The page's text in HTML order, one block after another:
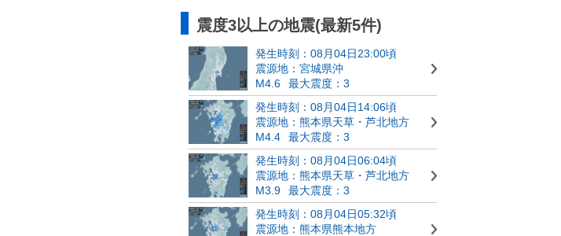
震度3以上の地震(最新5件)
発生時刻：08月04日23:00頃
震源地：宮城県沖
M4.6
最大震度：3
発生時刻：08月04日14:06頃
震源地：熊本県天草・芦北地方
M4.4
最大震度：3
発生時刻：08月04日06:04頃
震源地：熊本県天草・芦北地方
M3.9
最大震度：3
発生時刻：08月04日05:32頃
震源地：熊本県熊本地方